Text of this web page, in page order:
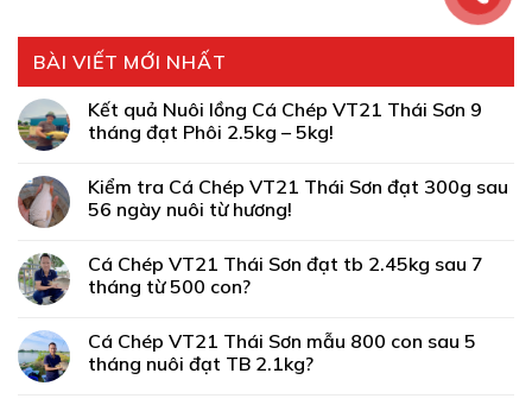
BÀI VIẾT MỚI NHẤT
Kết quả Nuôi lồng Cá Chép VT21 Thái Sơn 9
tháng đạt Phôi 2.5kg – 5kg!
Kiểm tra Cá Chép VT21 Thái Sơn đạt 300g sau
56 ngày nuôi từ hương!
Cá Chép VT21 Thái Sơn đạt tb 2.45kg sau 7
tháng từ 500 con?
Cá Chép VT21 Thái Sơn mẫu 800 con sau 5
tháng nuôi đạt TB 2.1kg?